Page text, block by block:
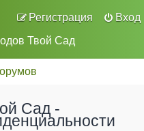
Вход
Регистрация
Твой Сад
Сад -